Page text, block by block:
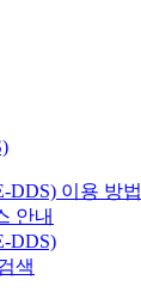
DDS) 이용 방법
안내
DDS)
색